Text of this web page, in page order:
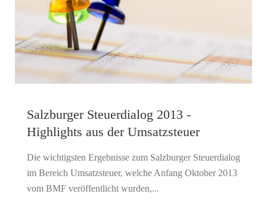
Salzburger Steuerdialog 2013 -
Highlights aus der Umsatzsteuer
Die wichtigsten Ergebnisse zum Salzburger Steuerdialog
im Bereich Umsatzsteuer, welche Anfang Oktober 2013
vom BMF veröffentlicht wurden,...